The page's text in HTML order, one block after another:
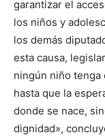
garantizar el
los niños y
los demás
esta causa,
ningún niño tenga
hasta que la
donde se nace,
dignidad»,